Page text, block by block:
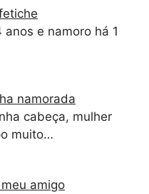
e namoro há 1
namorada
cabeça, mulher
muito…
amigo